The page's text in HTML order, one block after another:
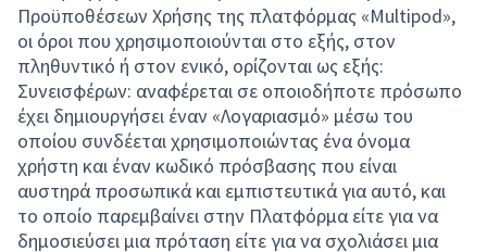
Προϋποθέσεων Χρήσης της πλατφόρμας «Multipod»,
οι όροι που χρησιμοποιούνται στο εξής, στον
πληθυντικό ή στον ενικό, ορίζονται ως εξής:
Συνεισφέρων: αναφέρεται σε οποιοδήποτε πρόσωπο
έχει δημιουργήσει έναν «Λογαριασμό» μέσω του
οποίου συνδέεται χρησιμοποιώντας ένα όνομα
χρήστη και έναν κωδικό πρόσβασης που είναι
αυστηρά προσωπικά και εμπιστευτικά για αυτό, και
το οποίο παρεμβαίνει στην Πλατφόρμα είτε για να
δημοσιεύσει μια πρόταση είτε για να σχολιάσει μια